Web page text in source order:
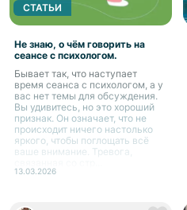
СТАТЬИ
Не знаю, о чём говорить на
сеансе с психологом.
Бывает так, что наступает
время сеанса с психологом, а у
вас нет темы для обсуждения.
Вы удивитесь, но это хороший
признак. Он означает, что не
происходит ничего настолько
яркого, чтобы поглощать всё
ваше внимание. Тревога,
13.03.2026